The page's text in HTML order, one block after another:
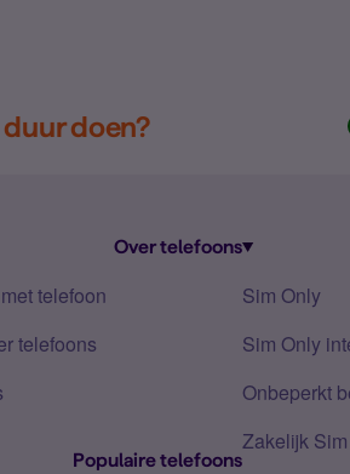
doen?
Over telefoons
telefoon
telefoons
Populaire telefoons
Sim Only
Sim Only
Onbeperkt
Zakelijk